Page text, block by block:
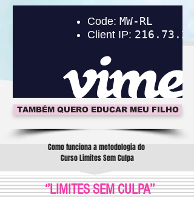
TAMBÉM QUERO EDUCAR MEU FILHO
Como funciona a metodologia do
Curso Limites Sem Culpa
‘’LIMITES SEM CULPA’’